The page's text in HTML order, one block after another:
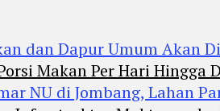
Makan Per Hari